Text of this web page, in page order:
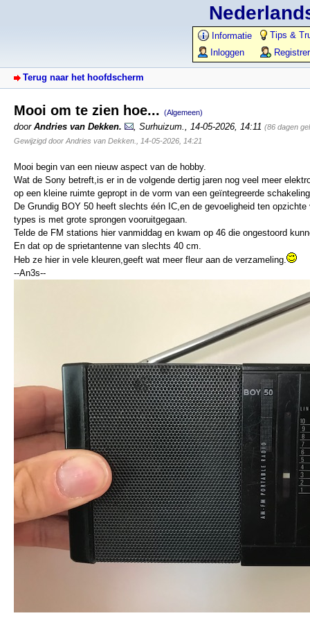
Informatie
Tips &
Inloggen
Terug naar het hoofdscherm
Mooi om te zien hoe... (Algemeen)
door Andries van Dekken. Surhuizum. 14-05-2026, 14:11 (86 dagen
Gewijzigd door Andries van Dekken., 14-05-2026, 14:21
Mooi begin van een nieuw aspect van de hobby.
Wat de Sony betreft,is er in de volgende dertig jaren nog veel meer
op een kleine ruimte gepropt in de vorm van een geïntegreerde
De Grundig BOY 50 heeft slechts één IC,en de gevoeligheid ten opzichte
types is met grote sprongen vooruitgegaan.
Telde de FM stations hier vanmiddag en kwam op 46 die ongestoord
En dat op de sprietantenne van slechts 40 cm.
Heb ze hier in vele kleuren,geeft wat meer fleur aan de verzameling.
--An3s--